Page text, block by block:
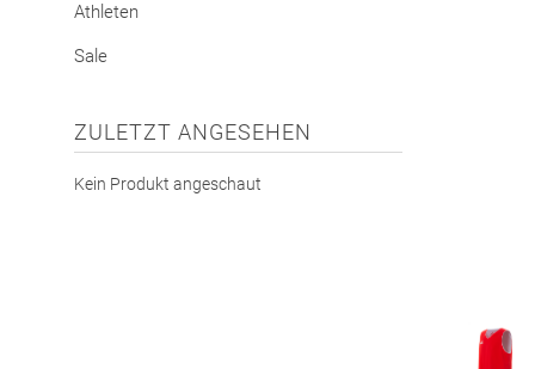
Athleten
Sale
ZULETZT ANGESEHEN
Kein Produkt angeschaut